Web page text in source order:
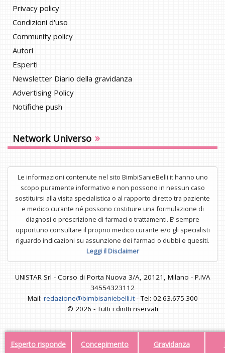
Esperto risponde Concepimento Gravidanza
Privacy policy
Condizioni d'uso
Community policy
Autori
Esperti
Newsletter Diario della gravidanza
Advertising Policy
Notifiche push
Network Universo »
Le informazioni contenute nel sito BimbiSanieBelli.it hanno uno
scopo puramente informativo e non possono in nessun caso
sostituirsi alla visita specialistica o al rapporto diretto tra paziente
e medico curante né possono costituire una formulazione di
diagnosi o prescrizione di farmaci o trattamenti. E’ sempre
opportuno consultare il proprio medico curante e/o gli specialisti
riguardo indicazioni su assunzione dei farmaci o dubbi e quesiti.
Leggi il Disclaimer
UNISTAR Srl - Corso di Porta Nuova 3/A, 20121, Milano - P.IVA
34554323112
Mail: redazione@bimbisaniebelli.it- Tel: 02.63.675.300
© 2026 - Tutti i diritti riservati